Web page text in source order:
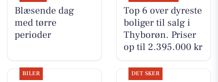
Blæsende dag
med tørre
perioder
Top 6 over dyreste
boliger til salg i
Thyborøn. Priser
op til 2.395.000 kr
BILER DET SKER